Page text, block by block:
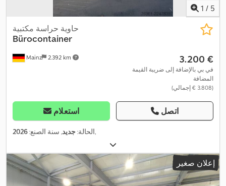
1 / 5
Mainz 2.392 km
حاوية حراسة مكتبية
Bürocontainer
‏3.200 €
في بي بالإضافة إلى ضريبة القيمة
المضافة
(‏3.808 € إجمالي)
استعلام اتصل
الحالة:جديد, سنة الصنع:2026 ,
إعلان صغير